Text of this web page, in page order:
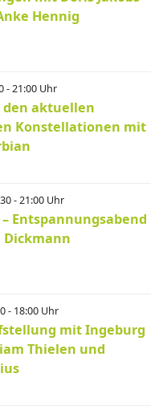
Hennig
- 21:00 Uhr
den aktuellen
Konstellationen mit
- 21:00 Uhr
Entspannungsabend
- 18:00 Uhr
mit Ingeburg
Thielen und